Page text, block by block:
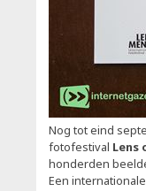
Nog tot eind
fotofestival Lens
honderden
Een